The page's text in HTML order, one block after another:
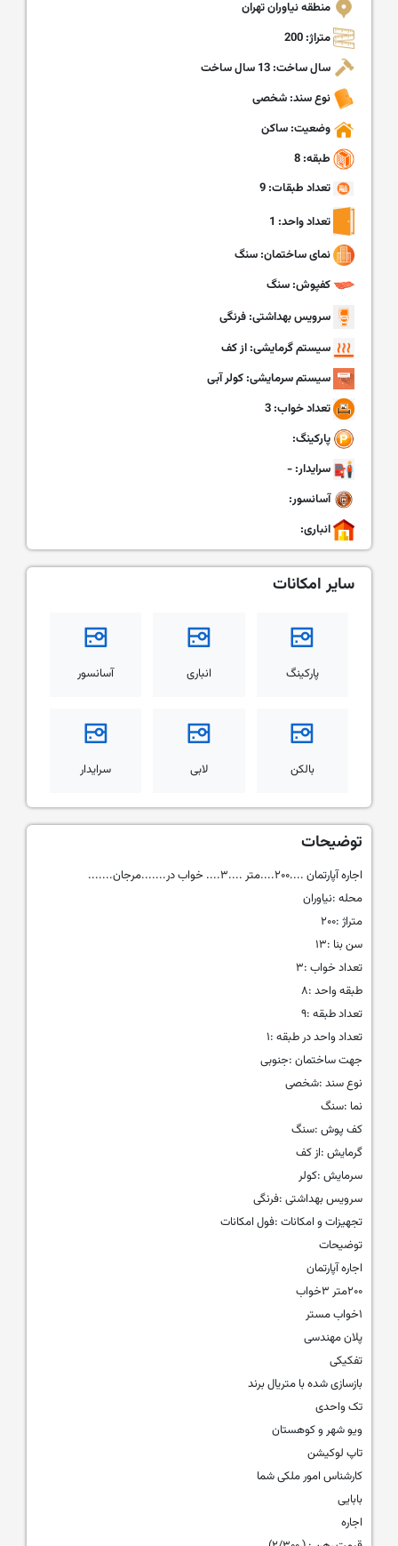
منطقه نیاوران تهران
متراژ: 200
سال ساخت: 13 سال ساخت
نوع سند: شخصی
وضعیت: ساکن
طبقه: 8
تعداد طبقات: 9
تعداد واحد: 1
نمای ساختمان: سنگ
کفپوش: سنگ
سرویس بهداشتی: فرنگی
سیستم گرمایشی: از کف
سیستم سرمایشی: کولر آبی
تعداد خواب: 3
پارکینگ:
سرایدار: -
آسانسور:
انباری:
سایر امکانات
پارکینگ انباری آسانسور
بالکن لابی سرایدار
توضیحات
اجاره آپارتمان ....۲۰۰....متر ....۳.... خواب در.......مرجان.......
محله :نیاوران
متراژ :۲۰۰
سن بنا :۱۳
تعداد خواب :۳
طبقه واحد :۸
تعداد طبقه :۹
تعداد واحد در طبقه :۱
جهت ساختمان :جنوبی
نوع سند :شخصی
نما :سنگ
کف پوش :سنگ
گرمایش :از کف
سرمایش :کولر
سرویس بهداشتی :فرنگی
تجهیزات و امکانات :فول امکانات
توضیحات
اجاره آپارتمان
۲۰۰متر ۳خواب
۱خواب مستر
پلان مهندسی
تفکیکی
بازسازی شده با متریال برند
تک واحدی
ویو شهر و کوهستان
تاپ لوکیشن
کارشناس امور ملکی شما
بابایی
اجاره